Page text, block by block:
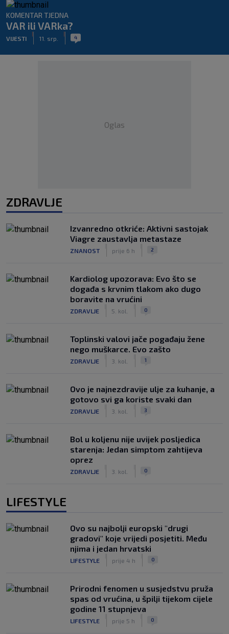
KOMENTAR TJEDNA
VAR ili VARka?
VIJESTI 11. srp. 4
Oglas
ZDRAVLJE
Izvanredno otkriće: Aktivni sastojak
Viagre zaustavlja metastaze
ZNANOST prije 6 h 2
Kardiolog upozorava: Evo što se
događa s krvnim tlakom ako dugo
boravite na vrućini
ZDRAVLJE 5. kol. 0
Toplinski valovi jače pogađaju žene
nego muškarce. Evo zašto
ZDRAVLJE 3. kol. 1
Ovo je najnezdravije ulje za kuhanje, a
gotovo svi ga koriste svaki dan
ZDRAVLJE 3. kol. 3
Bol u koljenu nije uvijek posljedica
starenja: Jedan simptom zahtijeva
oprez
ZDRAVLJE 3. kol. 0
LIFESTYLE
Ovo su najbolji europski "drugi
gradovi" koje vrijedi posjetiti. Među
njima i jedan hrvatski
LIFESTYLE prije 4 h 0
Prirodni fenomen u susjedstvu pruža
spas od vrućina, u špilji tijekom cijele
godine 11 stupnjeva
LIFESTYLE prije 5 h 0